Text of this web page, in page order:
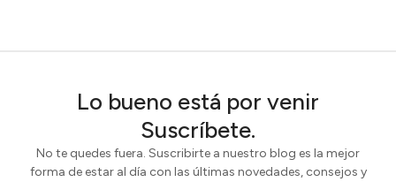
Lo bueno está por venir
Suscríbete.
No te quedes fuera. Suscribirte a nuestro blog es la mejor
forma de estar al día con las últimas novedades, consejos y